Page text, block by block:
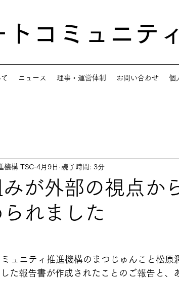
トコミュニテ
ニュース 理事・運営体制 お問い合わせ 個
が外部の視点か
れました
機構 TSC 4月9日 読了時間: 3分
ュニティ推進機構のまつじゅんこと松原
た報告書が作成されたことのご報告と、